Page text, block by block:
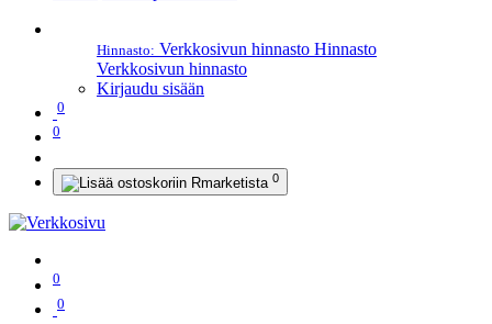
Hinnasto: Verkkosivun hinnasto Hinnasto
Verkkosivun hinnasto
Kirjaudu sisään
0
0
0
0
0